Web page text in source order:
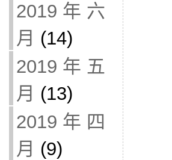
2019 年 六
月 (14)
2019 年 五
月 (13)
2019 年 四
月 (9)